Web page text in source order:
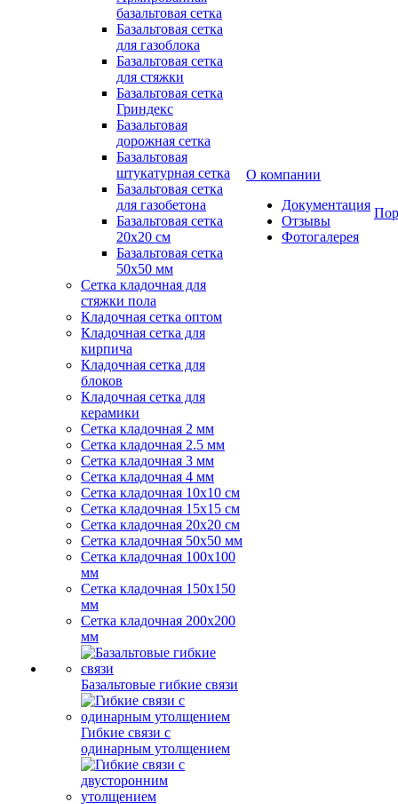
базальтовая сетка
Базальтовая сетка
для газоблока
Базальтовая сетка
для стяжки
Базальтовая сетка
Гриндекс
Базальтовая
дорожная сетка
Базальтовая
штукатурная сетка
Базальтовая сетка
для газобетона
Базальтовая сетка
20x20 см
Базальтовая сетка
50x50 мм
Сетка кладочная для
стяжки пола
Кладочная сетка оптом
Кладочная сетка для
кирпича
Кладочная сетка для
блоков
Кладочная сетка для
керамики
Сетка кладочная 2 мм
Сетка кладочная 2.5 мм
Сетка кладочная 3 мм
Сетка кладочная 4 мм
Сетка кладочная 10x10 см
Сетка кладочная 15x15 см
Сетка кладочная 20x20 см
Сетка кладочная 50x50 мм
Сетка кладочная 100x100
мм
Сетка кладочная 150x150
мм
Сетка кладочная 200x200
мм
Базальтовые гибкие связи
Гибкие связи с
одинарным утолщением
О компании
Документация
Отзывы
Фотогалерея